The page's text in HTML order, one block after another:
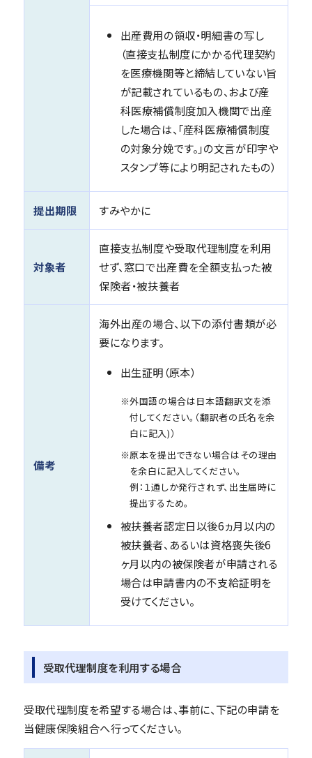
出産費用の領収・明細書の写し
（直接支払制度にかかる代理契約
を医療機関等と締結していない旨
が記載されているもの、および産
科医療補償制度加入機関で出産
した場合は、「産科医療補償制度
の対象分娩です。」の文言が印字や
スタンプ等により明記されたもの）
提出期限 すみやかに
対象者
直接支払制度や受取代理制度を利用
せず、窓口で出産費を全額支払った被
保険者・被扶養者
備考
海外出産の場合、以下の添付書類が必
要になります。
出生証明（原本）
※外国語の場合は日本語翻訳文を添
付してください。（翻訳者の氏名を余
白に記入)）
※原本を提出できない場合はその理由
を余白に記入してください。
例：１通しか発行されず、出生届時に
提出するため。
被扶養者認定日以後6ヵ月以内の
被扶養者、あるいは資格喪失後6
ヶ月以内の被保険者が申請される
場合は申請書内の不支給証明を
受けてください。
受取代理制度を利用する場合
受取代理制度を希望する場合は、事前に、下記の申請を
当健康保険組合へ行ってください。